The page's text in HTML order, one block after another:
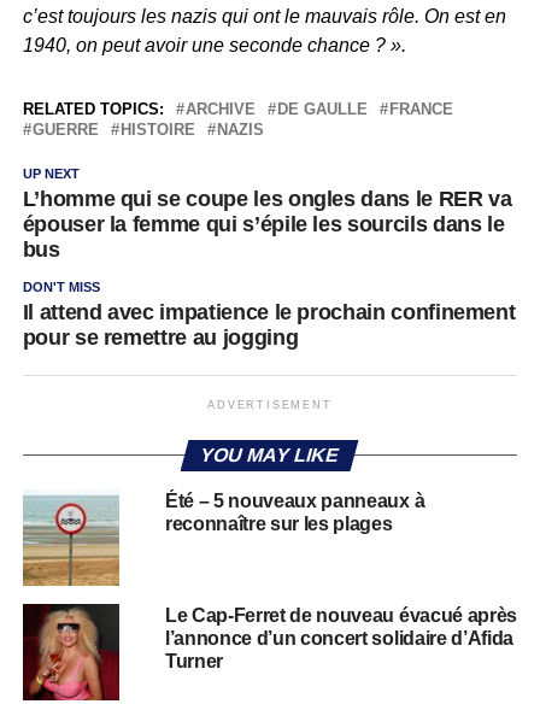
c’est toujours les nazis qui ont le mauvais rôle. On est en
1940, on peut avoir une seconde chance ? ».
RELATED TOPICS: ARCHIVE DE GAULLE
FRANCE
GUERRE
HISTOIRE NAZIS
UP NEXT
L’homme qui se coupe les ongles dans le RER va
épouser la femme qui s’épile les sourcils dans le
bus
DON'T MISS
Il attend avec impatience le prochain confinement
pour se remettre au jogging
ADVERTISEMENT
YOU MAY LIKE
Été – 5 nouveaux panneaux à
reconnaître sur les plages
Le Cap-Ferret de nouveau évacué après
l’annonce d’un concert solidaire d’Afida
Turner